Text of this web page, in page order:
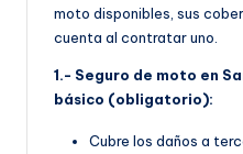
moto disponibles, sus
cuenta al contratar uno.
1.- Seguro de moto en
básico (obligatorio):
Cubre los daños a